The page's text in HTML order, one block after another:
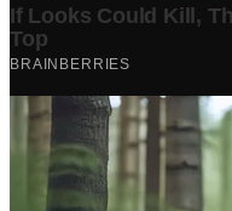
Berita Terpopuler